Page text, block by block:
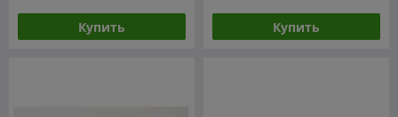
Купить Купить